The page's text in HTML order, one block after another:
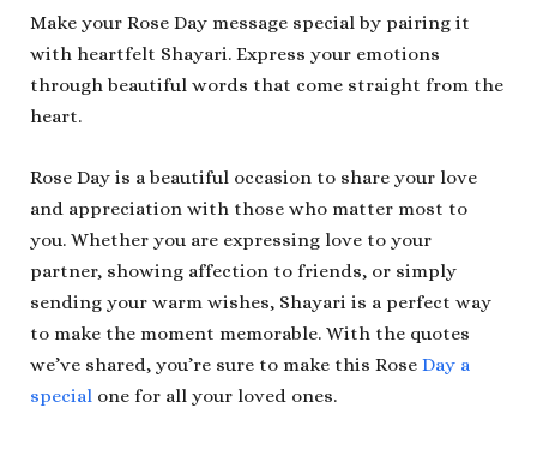
Make your Rose Day message special by pairing it
with heartfelt Shayari. Express your emotions
through beautiful words that come straight from the
heart.
Rose Day is a beautiful occasion to share your love
and appreciation with those who matter most to
you. Whether you are expressing love to your
partner, showing affection to friends, or simply
sending your warm wishes, Shayari is a perfect way
to make the moment memorable. With the quotes
we’ve shared, you’re sure to make this Rose Day a
special one for all your loved ones.